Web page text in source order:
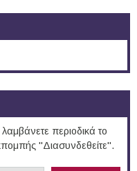
περιοδικά το
"Διασυνδεθείτε".